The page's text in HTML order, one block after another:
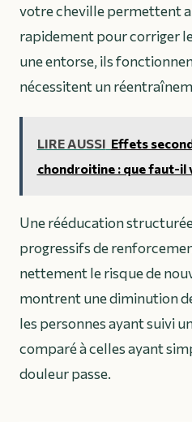
votre cheville permettent
rapidement pour corriger
une entorse, ils
nécessitent un
LIRE AUSSI Effets
chondroitine : que faut-il
Une rééducation
progressifs de
nettement le risque de
montrent une diminution
les personnes ayant suivi
comparé à celles ayant
douleur passe.